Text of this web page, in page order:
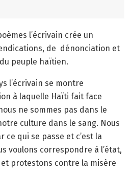
l’écrivain crée un
de dénonciation et
peuple haïtien.
l’écrivain se montre
à laquelle Haïti fait face
ne sommes pas dans le
culture dans le sang. Nous
ce qui se passe et c’est la
voulons correspondre à l’état,
protestons contre la misère